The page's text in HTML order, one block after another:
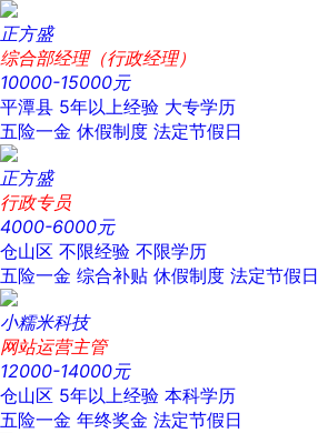
正方盛
综合部经理（行政经理）
10000-15000元
平潭县 5年以上经验 大专学历
五险一金 休假制度 法定节假日
正方盛
行政专员
4000-6000元
仓山区 不限经验 不限学历
五险一金 综合补贴 休假制度 法定节假日
小糯米科技
网站运营主管
12000-14000元
仓山区 5年以上经验 本科学历
五险一金 年终奖金 法定节假日